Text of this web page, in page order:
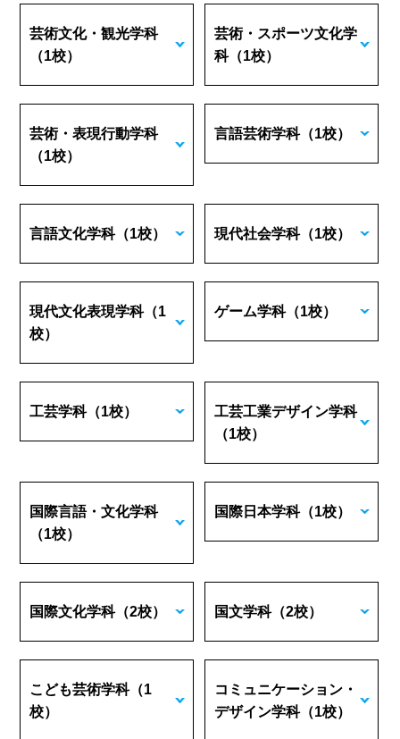
芸術文化・観光学科
（1校）
芸術・スポーツ文化学
科（1校）
芸術・表現行動学科
（1校）
言語芸術学科（1校）
言語文化学科（1校） 現代社会学科（1校）
現代文化表現学科（1
校）
ゲーム学科（1校）
工芸学科（1校）
工芸工業デザイン学科
（1校）
国際言語・文化学科
（1校）
国際日本学科（1校）
国際文化学科（2校） 国文学科（2校）
こども芸術学科（1
校）
コミュニケーション・
デザイン学科（1校）